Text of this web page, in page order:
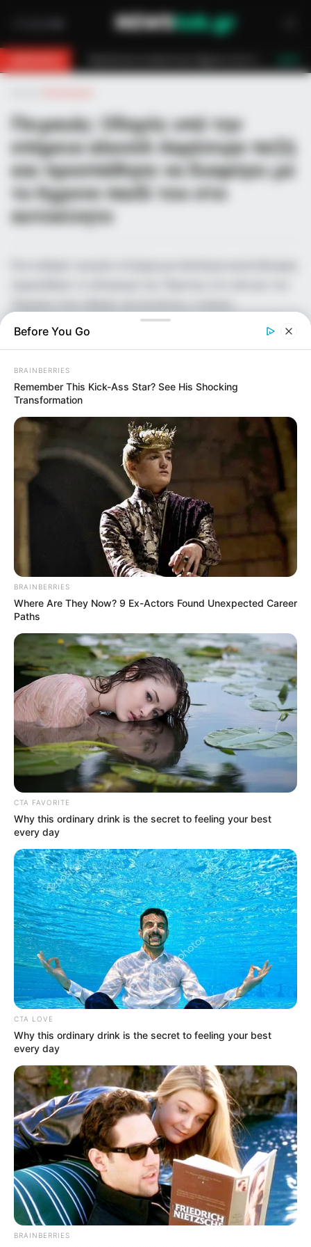
Πειραιάς: Οδηγός υπό την
επήρεια αλκοόλ παρέσυρε πεζή
και προσπάθησε να διαφύγει με
το 6χρονο παιδί του στο
αυτοκίνητο
διαπιστώθηκε ότι βρισκόταν υπό την επήρεια αλκοόλ,
Επιμέλεια
Συντακτική Ομάδα
Δημοσίευση
10/07/2025, 21:05 · 9:05 ΜΜ
Τελευταία ενημέρωση
10/07/2025, 21:05 · 9:05 ΜΜ
Αστυνομικά
Κοινοποίησε άρθρο
Προσθήκη το
Ανακαλύψτε περισσότερα άρθρα στα αποτελέσματα
αναζήτησης.
Ένα σοβαρό τροχαίο ατύχημα με απόπειρα
εγκατάλειψης σημειώθηκε το απόγευμα της
Before You Go
BRAINBERRIES
Remember This Kick-Ass Star? See His Shocking
Transformation
BRAINBERRIES
Where Are They Now? 9 Ex-Actors Found Unexpected Career
Paths
CTA FAVORITE
Why this ordinary drink is the secret to feeling your best
every day
CTA LOVE
Why this ordinary drink is the secret to feeling your best
every day
BRAINBERRIES